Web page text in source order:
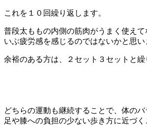
これを１０回繰り返します。
普段太ももの内側の筋肉がうまく使え
いぶ疲労感を感じるのではないかと思い
余裕のある方は、２セット３セットと繰
どちらの運動も継続することで、体のバ
足や膝への負担の少ない歩き方に近づく